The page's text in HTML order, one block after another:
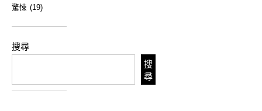
驚悚 (19)
搜尋
搜
尋